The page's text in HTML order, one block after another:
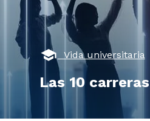
Vida universitaria
Las 10